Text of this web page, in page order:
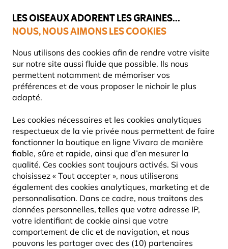
LES OISEAUX ADORENT LES GRAINES...
NOUS, NOUS AIMONS LES COOKIES
Nous utilisons des cookies afin de rendre votre visite
sur notre site aussi fluide que possible. Ils nous
permettent notamment de mémoriser vos
préférences et de vous proposer le nichoir le plus
adapté.
Les cookies nécessaires et les cookies analytiques
respectueux de la vie privée nous permettent de faire
fonctionner la boutique en ligne Vivara de manière
fiable, sûre et rapide, ainsi que d’en mesurer la
qualité. Ces cookies sont toujours activés. Si vous
choisissez « Tout accepter », nous utiliserons
également des cookies analytiques, marketing et de
personnalisation. Dans ce cadre, nous traitons des
données personnelles, telles que votre adresse IP,
votre identifiant de cookie ainsi que votre
comportement de clic et de navigation, et nous
pouvons les partager avec des (10) partenaires
catégories.
Très bien noté dans 11 pays
Livraison express gratuite dès 59 €
Enfants Peluches
15% DE RÉDUCTION